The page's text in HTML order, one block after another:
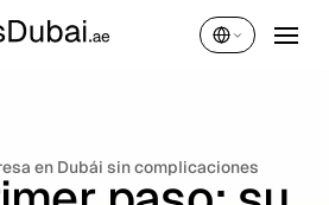
Español
en Dubái sin complicaciones